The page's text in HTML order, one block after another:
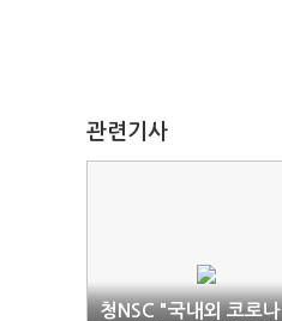
관련기사
청NSC "국내외 코로나